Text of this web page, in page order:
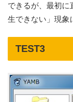
できるが、最初に
生できない」現象
TEST3